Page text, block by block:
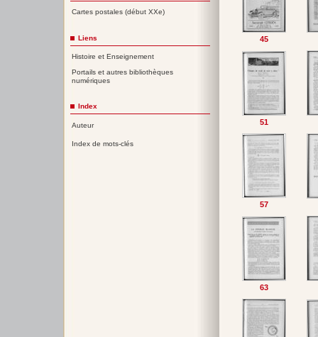
45
51
57
63
Cartes postales (début XXe)
Liens
Histoire et Enseignement
Portails et autres bibliothèques
numériques
Index
Auteur
Index de mots-clés